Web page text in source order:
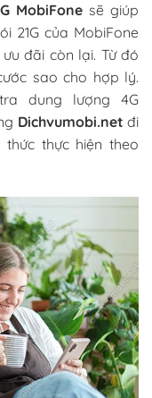
MobiFonesẽ giúp
21G của MobiFone
đãi còn lại. Từ đó
sao cho hợp lý.
dung lượng 4G
Dichvumobi.net đi
thực hiện theo